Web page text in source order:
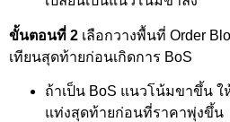
ขั้นตอนที่ 2 เลือกวางพื้นที่ Order
เทียนสุดท้ายก่อนเกิดการ BoS
ถ้าเป็น BoS แนวโน้มขาขึ้น ใ
แท่งสุดท้ายก่อนที่ราคาพุ่งขึ้น